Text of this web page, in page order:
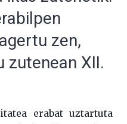
zen,
zutenean XII.
erabat uztartuta